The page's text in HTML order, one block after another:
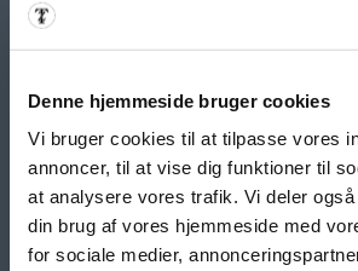
Denne hjemmeside bruger cookies
Vi bruger cookies til at tilpasse vores
annoncer, til at vise dig funktioner til
at analysere vores trafik. Vi deler
din brug af vores hjemmeside med
for sociale medier,
Google Ads & Analytics
Remarketing
Opdateringsservice
Backup
Klippekort
BANNER PRODUKTER